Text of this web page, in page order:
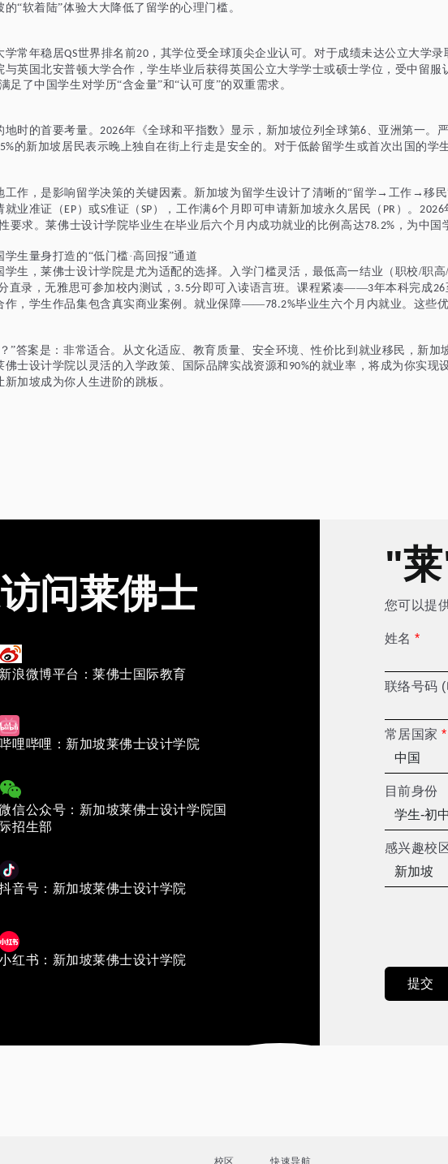
“软着陆”体验大大降低了留学的心理门槛。
学常年稳居QS世界排名前20 ，其学位受全球顶尖企业认可。对于成绩未达公立大学
与英国北安普顿大学合作，学生毕业后获得英国公立大学学士或硕士学位，受中留服
足了中国学生对学历“含金量”和“认可度”的双重需求。
时的首要考量。 2026年《全球和平指数》显示，新加坡位列全球第6 、亚洲第一。
的新加坡居民表示晚上独自在街上行走是安全的。对于低龄留学生或首次出国的学
工作，是影响留学决策的关键因素。新加坡为留学生设计了清晰的“留学→工作→移民
就业准证（ EP ）或S准证（ SP ），工作满6个月即可申请新加坡永久居民（ PR ）。 2026
要求。莱佛士设计学院毕业生在毕业后六个月内成功就业的比例高达78.2% ， 为中国
学生量身打造的“低门槛·高回报”通道
生，莱佛士设计学院是尤为适配的选择。入学门槛灵活， 最低高一结业（职校/职
直录，无雅思可参加校内测试， 3.5分即可入读语言班。课程紧凑——3年本科完成26
作，学生作品集包含真实商业案例。就业保障——78.2%毕业生六个月内就业。这些
”答案是：非常适合。从文化适应、教育质量、安全环境、性价比到就业移民，新
士设计学院以灵活的入学政策、国际品牌实战资源和 90%的就业率，将成为你实现
加坡成为你人生进阶的跳板。
问莱佛士
新浪微博平台：莱佛士国际教育
哩哔哩：新加坡莱佛士设计学院
信公众号：新加坡莱佛士设计学院国
际招生部
音号：新加坡莱佛士设计学院
红书：新加坡莱佛士设计学院
"
您可以提
姓名*
联络号码
常居国家*
目前身份
感兴趣校
校区 快速导航